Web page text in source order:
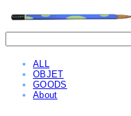
ALL
OBJET
GOODS
About